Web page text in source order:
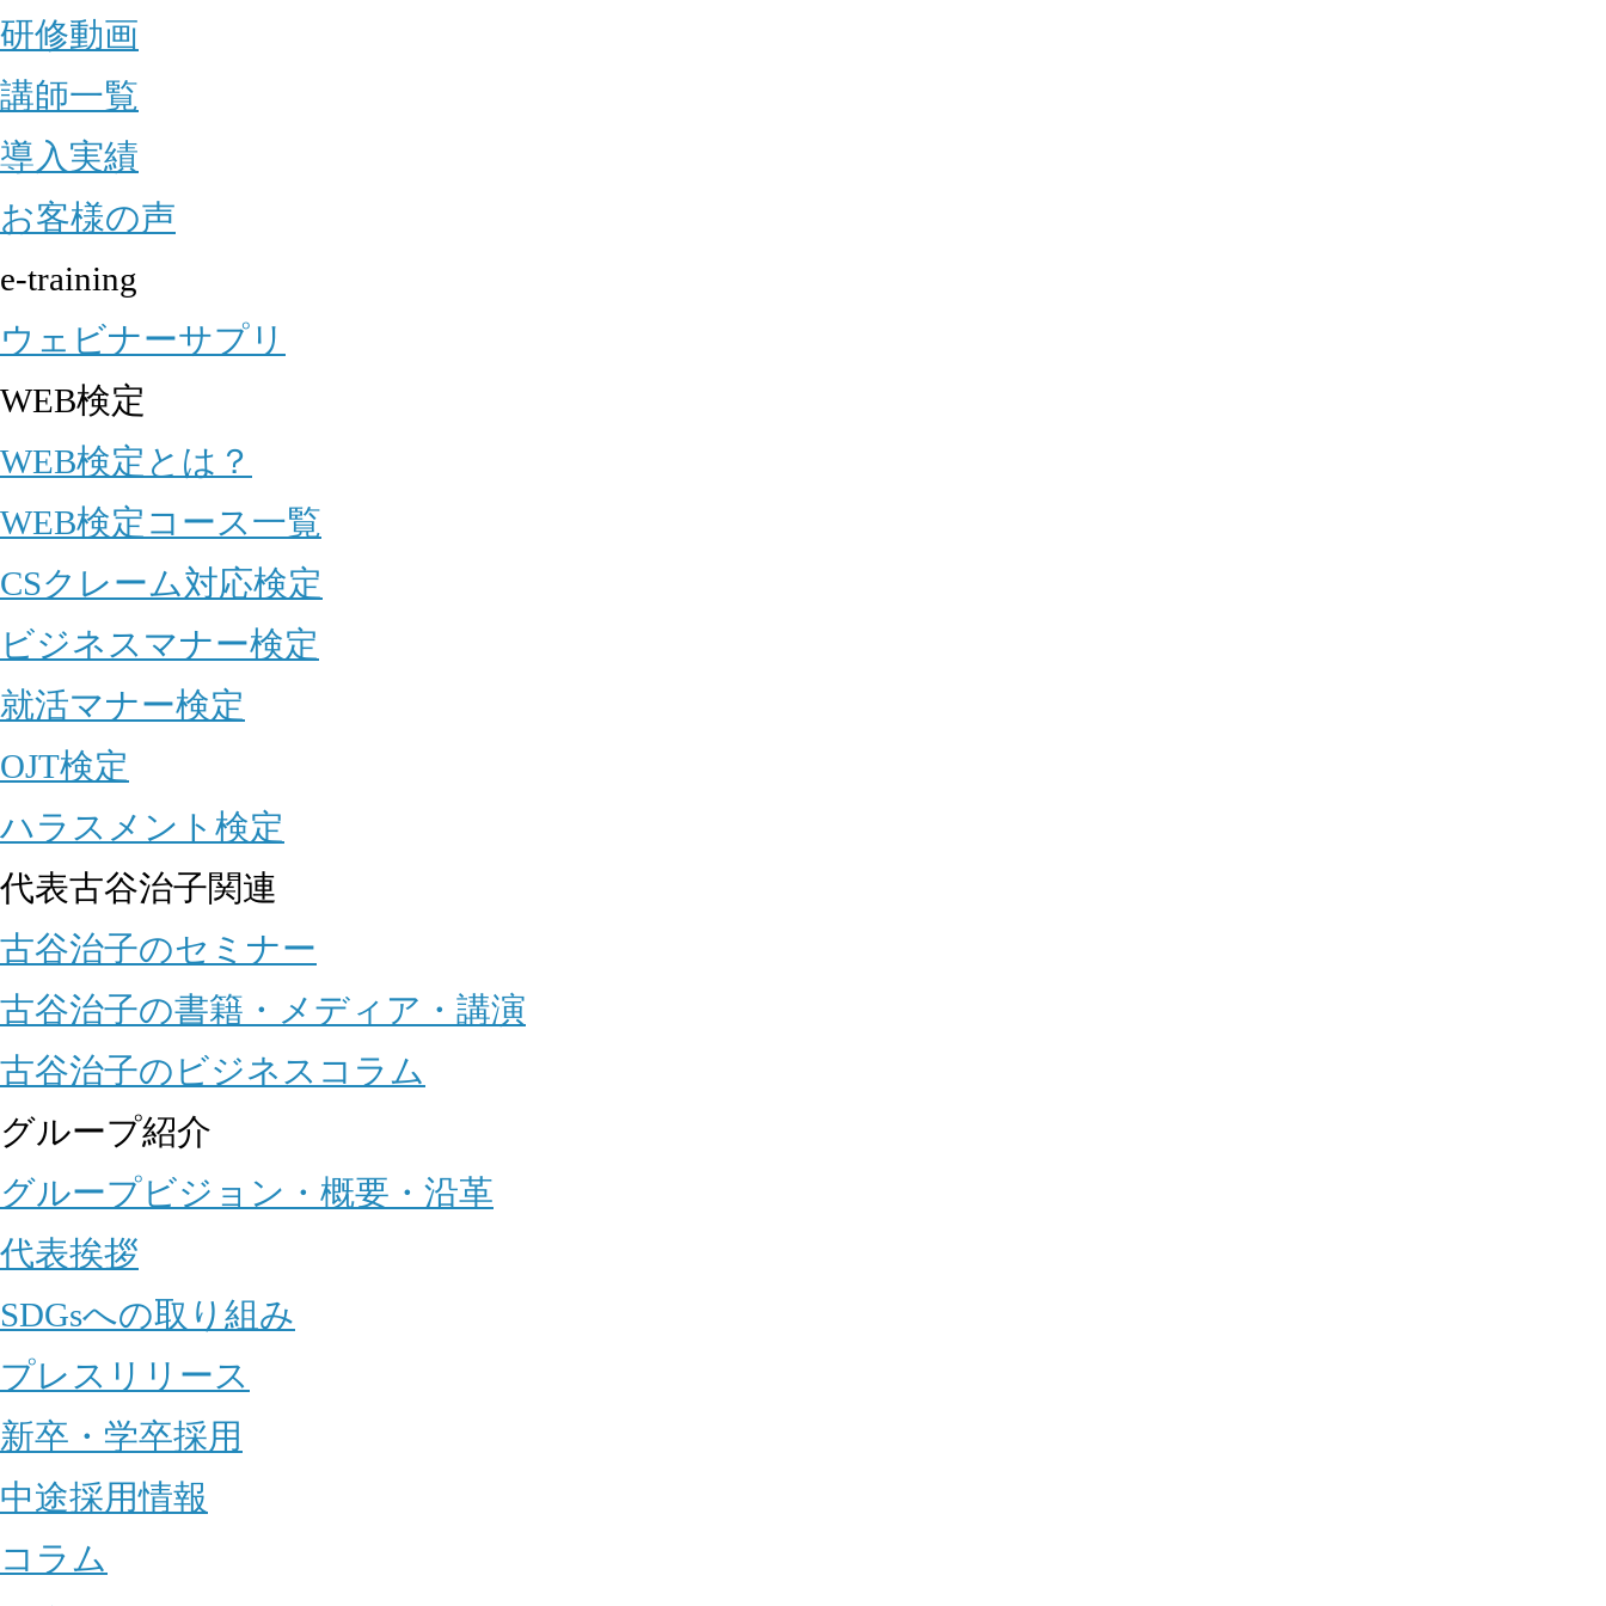
研修動画
講師一覧
導入実績
お客様の声
e-training
ウェビナーサプリ
WEB検定
WEB検定とは？
WEB検定コース一覧
CSクレーム対応検定
ビジネスマナー検定
就活マナー検定
OJT検定
ハラスメント検定
代表古谷治子関連
古谷治子のセミナー
古谷治子の書籍・メディア・講演
古谷治子のビジネスコラム
グループ紹介
グループビジョン・概要・沿革
代表挨拶
SDGsへの取り組み
プレスリリース
新卒・学卒採用
中途採用情報
コラム